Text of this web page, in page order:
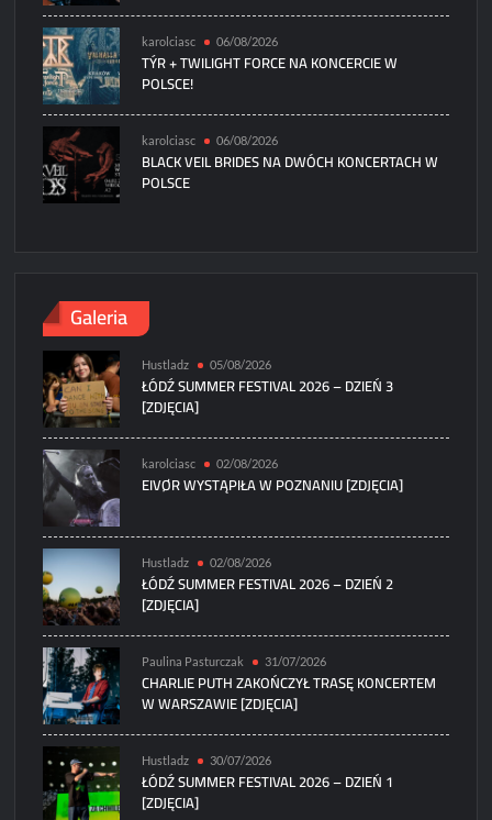
karolciasc 06/08/2026
TÝR + TWILIGHT FORCE NA KONCERCIE W
POLSCE!
karolciasc 06/08/2026
BLACK VEIL BRIDES NA DWÓCH KONCERTACH W
POLSCE
Galeria
Hustladz 05/08/2026
ŁÓDŹ SUMMER FESTIVAL 2026 – DZIEŃ 3
[ZDJĘCIA]
karolciasc 02/08/2026
EIVØR WYSTĄPIŁA W POZNANIU [ZDJĘCIA]
Hustladz 02/08/2026
ŁÓDŹ SUMMER FESTIVAL 2026 – DZIEŃ 2
[ZDJĘCIA]
Paulina Pasturczak 31/07/2026
CHARLIE PUTH ZAKOŃCZYŁ TRASĘ KONCERTEM
W WARSZAWIE [ZDJĘCIA]
Hustladz 30/07/2026
ŁÓDŹ SUMMER FESTIVAL 2026 – DZIEŃ 1
[ZDJĘCIA]